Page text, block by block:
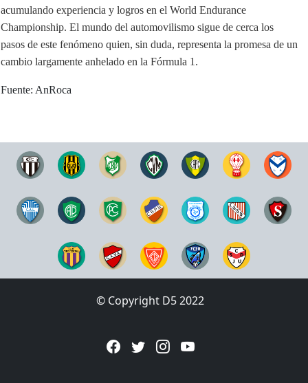
acumulando experiencia y logros en el World Endurance
Championship. El mundo del automovilismo sigue de cerca los
pasos de este fenómeno quien, sin duda, representa la promesa de un
cambio largamente anhelado en la Fórmula 1.
Fuente: AnRoca
© Copyright D5 2022